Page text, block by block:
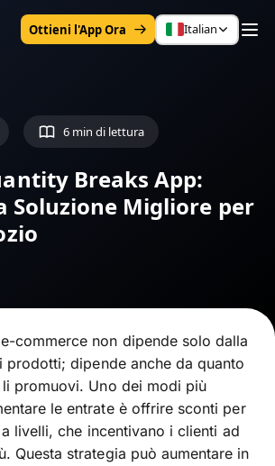
Ottieni l'App Ora Italian
6 min di lettura
Breaks App:
Soluzione Migliore per
commerce non dipende solo dalla
prodotti; dipende anche da quanto
promuovi. Uno dei modi più
le entrate è offrire sconti per
livelli, che incentivano i clienti ad
Questa strategia può aumentare in